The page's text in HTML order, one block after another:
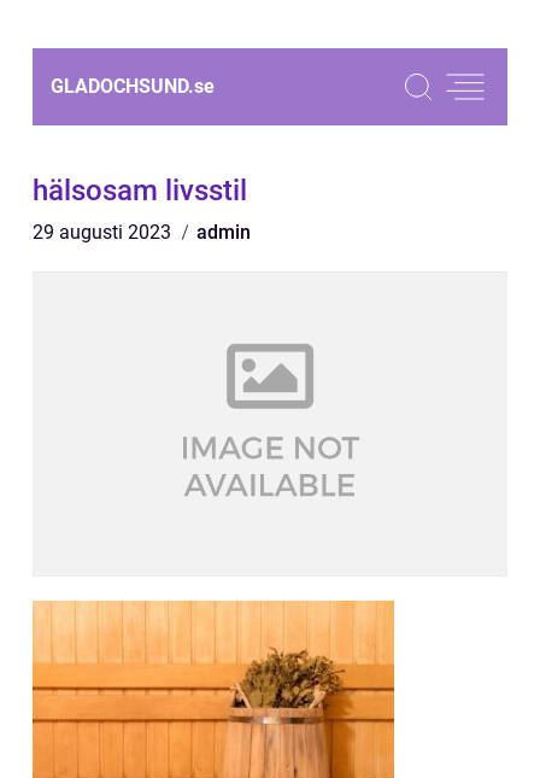
GLADOCHSUND.se
hälsosam livsstil
29 augusti 2023 admin